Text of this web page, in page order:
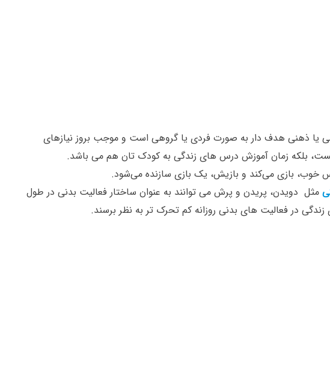
یا ذهنی هدف دار به صورت فردی یا گروهی است و موجب بروز نیازهای
بلکه زمان آموزش درس های زندگی به کودک تان هم می باشد.
خوب، بازی می‌کند و بازیش، یک بازی سازنده می‌شود.
مثل دویدن، پریدن و پرش می توانند به عنوان ساختار فعالیت بدنی در طول
در فعالیت های بدنی روزانه کم تحرک تر به نظر برسند.